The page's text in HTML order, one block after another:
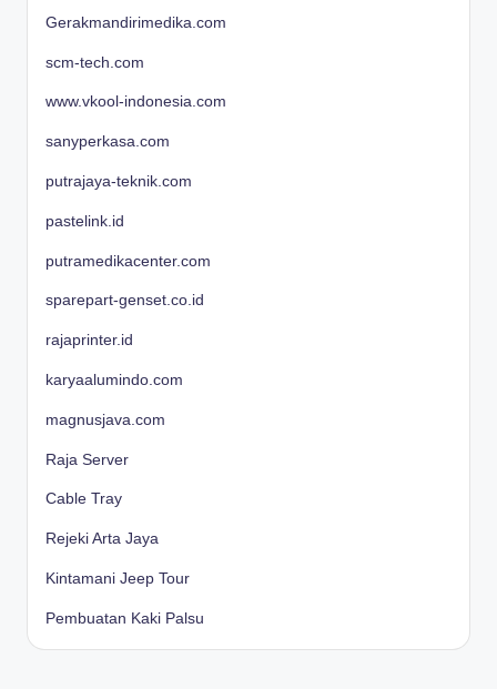
Gerakmandirimedika.com
scm-tech.com
www.vkool-indonesia.com
sanyperkasa.com
putrajaya-teknik.com
pastelink.id
putramedikacenter.com
sparepart-genset.co.id
rajaprinter.id
karyaalumindo.com
magnusjava.com
Raja Server
Cable Tray
Rejeki Arta Jaya
Kintamani Jeep Tour
Pembuatan Kaki Palsu